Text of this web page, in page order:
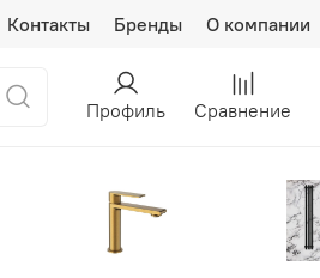
Контакты Бренды О компании
Профиль Сравнение